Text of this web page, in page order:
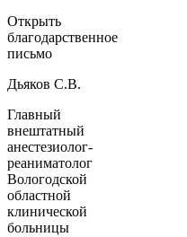
Открыть
благодарственное
письмо
Дьяков С.В.
Главный
внештатный
анестезиолог-
реаниматолог
Вологодской
областной
клинической
больницы